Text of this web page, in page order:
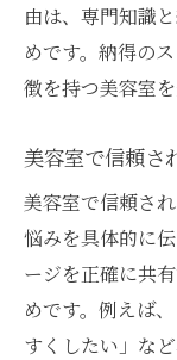
由は、専門知識
めです。納得の
徴を持つ美容室
美容室で信頼さ
美容室で信頼さ
悩みを具体的に
ージを正確に共
めです。例えば
すくしたい」な